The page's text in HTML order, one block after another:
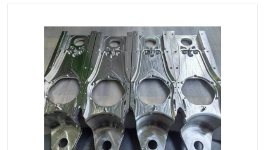
家具零配件加工 数控精密机加工
零部件机加工 机床零件加工
CNC加工 数控机床加工
不锈钢加工